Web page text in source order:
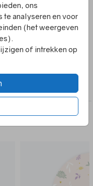
ons
analyseren en voor
(het weergeven
of intrekken op
aan de
knalt de folie er
tekst.
je misschien